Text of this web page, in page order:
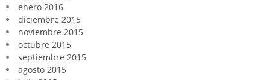
enero 2016
diciembre 2015
noviembre 2015
octubre 2015
septiembre 2015
agosto 2015